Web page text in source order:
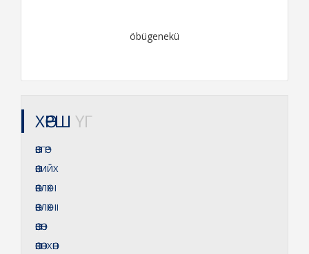
öbügenekü
ХӨРШ ҮГ
ӨӨВГӨР
ӨӨВИЙХ
ӨӨВЛӨХI
ӨӨВЛӨХII
ӨӨВӨН
ӨӨВӨНХӨН